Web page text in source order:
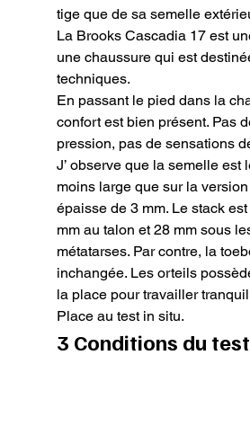
tige que de sa semelle
La Brooks Cascadia 17 est
une chaussure qui est
techniques.
En passant le pied dans la
confort est bien présent. Pas
pression, pas de sensations
J’ observe que la semelle est
moins large que sur la
épaisse de 3 mm. Le stack
mm au talon et 28 mm sous
métatarses. Par contre, la
inchangée. Les orteils
la place pour travailler
Place au test in situ.
3 Conditions du test